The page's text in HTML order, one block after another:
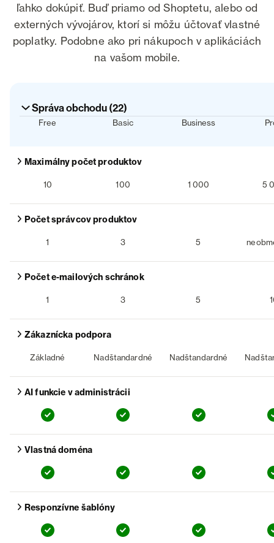
ľahko dokúpiť. Buď priamo od Shoptetu, alebo od
externých vývojárov, ktorí si môžu účtovať vlastné
poplatky. Podobne ako pri nákupoch v aplikáciách
na vašom mobile.
Správa obchodu (22)
Free Basic Business
Zbaliť sekciu
Maximálny počet produktov
Zobraziť detail funkcie
Free
10 Basic
100 Business
1 000 5
Počet správcov produktov
Zobraziť detail funkcie
Free
1 Basic
3 Business
5
Počet e-mailových schránok
Zobraziť detail funkcie
Free
1 Basic
3 Business
5
Zákaznícka podpora
Zobraziť detail funkcie
Free
Základné Basic:
Nadštandardné Business
Nadštandardné
AI funkcie v administrácii
Zobraziť detail funkcie
Free Basic Business
Vlastná doména
Zobraziť detail funkcie
Free Basic Business
Responzívne šablóny
Zobraziť detail funkcie
Free Basic Business